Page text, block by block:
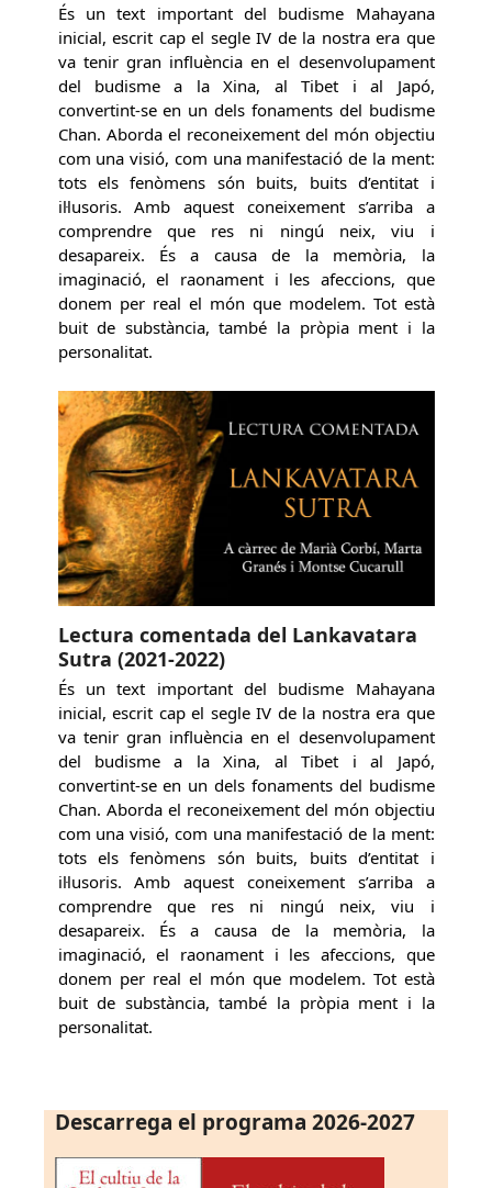
És un text important del budisme Mahayana
inicial, escrit cap el segle IV de la nostra era que
va tenir gran influència en el desenvolupament
del budisme a la Xina, al Tibet i al Japó,
convertint-se en un dels fonaments del budisme
Chan. Aborda el reconeixement del món objectiu
com una visió, com una manifestació de la ment:
tots els fenòmens són buits, buits d’entitat i
il·lusoris. Amb aquest coneixement s’arriba a
comprendre que res ni ningú neix, viu i
desapareix. És a causa de la memòria, la
imaginació, el raonament i les afeccions, que
donem per real el món que modelem. Tot està
buit de substància, també la pròpia ment i la
personalitat.
Lectura comentada del Lankavatara
Sutra (2021-2022)
És un text important del budisme Mahayana
inicial, escrit cap el segle IV de la nostra era que
va tenir gran influència en el desenvolupament
del budisme a la Xina, al Tibet i al Japó,
convertint-se en un dels fonaments del budisme
Chan. Aborda el reconeixement del món objectiu
com una visió, com una manifestació de la ment:
tots els fenòmens són buits, buits d’entitat i
il·lusoris. Amb aquest coneixement s’arriba a
comprendre que res ni ningú neix, viu i
desapareix. És a causa de la memòria, la
imaginació, el raonament i les afeccions, que
donem per real el món que modelem. Tot està
buit de substància, també la pròpia ment i la
personalitat.
Descarrega el programa 2026-2027